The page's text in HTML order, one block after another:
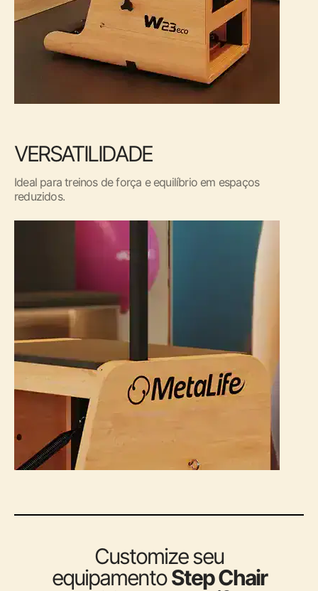
VERSATILIDADE
Ideal para treinos de força e equilíbrio em espaços
reduzidos.
Customize seu
equipamentoStep Chair